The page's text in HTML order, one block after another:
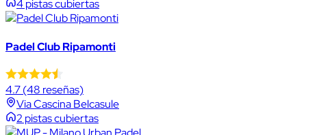
4 pistas cubiertas
Padel Club Ripamonti
4.7(48 reseñas)
Via Cascina Belcasule
2 pistas cubiertas